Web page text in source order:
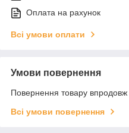
Оплата на рахунок
Всі умови оплати
Умови повернення
Повернення товару впродовж
Всі умови повернення